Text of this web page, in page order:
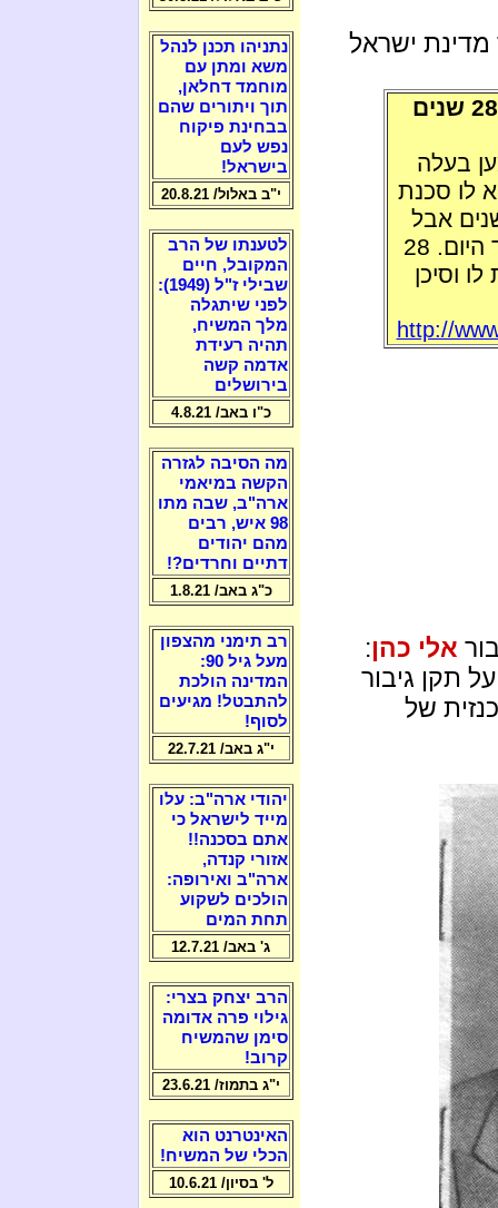
ישראל
28 שנה שיונתן פולארד לא ראה אור יום. 28 שנים
בעלה
לו סכנת
האלה כתבה אסתר לפני 6 שנים אבל
הם עדיין אקטואלים, זעקתה נשארה ונישאת עד היום. 28
וסיכן
http://
אלי כהן:
תקן גיבור
של
נתניהו תכנן לנהל
משא ומתן עם
מוחמד דחלאן,
תוך ויתורים שהם
בבחינת פיקוח
נפש לעם
בישראל!
י"ב באלול/ 20.8.21
לטענתו של הרב
המקובל, חיים
שבילי ז"ל (1949):
לפני שיתגלה
מלך המשיח,
תהיה רעידת
אדמה קשה
בירושלים
כ"ו באב/ 4.8.21
מה הסיבה לגזרה
הקשה במיאמי
ארה"ב, שבה מתו
98 איש, רבים
מהם יהודים
דתיים וחרדים?!
כ"ג באב/ 1.8.21
רב תימני מהצפון
מעל גיל 90:
המדינה הולכת
להתבטל! מגיעים
לסוף!
י"ג באב/ 22.7.21
יהודי ארה"ב: עלו
מייד לישראל כי
אתם בסכנה!!
אזורי קנדה,
ארה"ב ואירופה:
הולכים לשקוע
תחת המים
ג' באב/ 12.7.21
הרב יצחק בצרי:
גילוי פרה אדומה
סימן שהמשיח
קרוב!
י"ג בתמוז/ 23.6.21
האינטרנט הוא
הכלי של המשיח!
ל' בסיון/ 10.6.21